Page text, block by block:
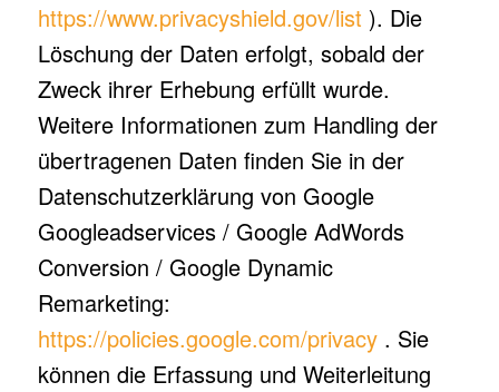
https://www.privacyshield.gov/list ). Die
Löschung der Daten erfolgt, sobald der
Zweck ihrer Erhebung erfüllt wurde.
Weitere Informationen zum Handling der
übertragenen Daten finden Sie in der
Datenschutzerklärung von Google
Googleadservices / Google AdWords
Conversion / Google Dynamic
Remarketing:
https://policies.google.com/privacy. Sie
können die Erfassung und Weiterleitung